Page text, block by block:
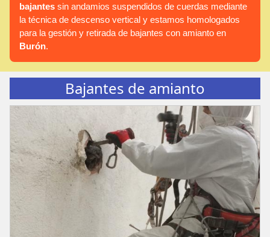
bajantes sin andamios suspendidos de cuerdas mediante
la técnica de descenso vertical y estamos homologados
para la gestión y retirada de bajantes con amianto en
Burón.
Bajantes de amianto